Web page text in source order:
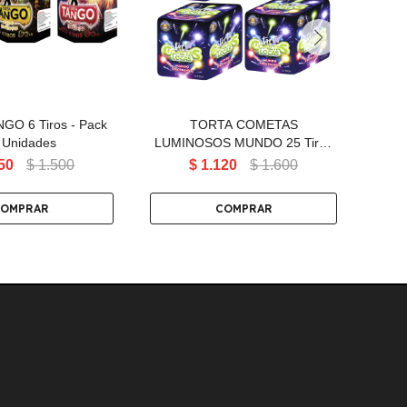
Unidades
6 Tiros - Pack
$ 1.500
Tiros (PACK 4)
TORTA COMETAS
LUMINOSOS MUNDO 25 Tiros
(PACK 4)
$ 1.120 $ 1.600